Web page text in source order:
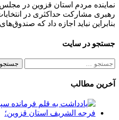
نماینده مردم استان قزوین در
رهبری مشارکت حداکثری در
بنابراین نباید اجازه داد که صندوق‌های
جستجو در سایت
جستجو
آخرین مطالب